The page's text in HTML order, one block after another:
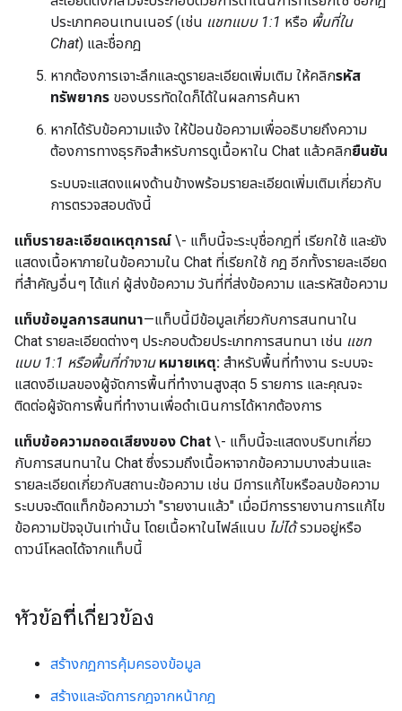
ประเภทคอนเทนเนอร์ (เช่น แชทแบบ 1:1 หรือ พื้นที่ใน
Chat) และชื่อกฎ
หากต้องการเจาะลึกและดูรายละเอียดเพิ่มเติม ให้คลิกรหัส
ทรัพยากร ของบรรทัดใดก็ได้ในผลการค้นหา
หากได้รับข้อความแจ้ง ให้ป้อนข้อความเพื่ออธิบายถึงความ
ต้องการทางธุรกิจสำหรับการดูเนื้อหาใน Chat แล้วคลิกยืนยัน
ระบบจะแสดงแผงด้านข้างพร้อมรายละเอียดเพิ่มเติมเกี่ยวกับ
การตรวจสอบดังนี้
แท็บรายละเอียดเหตุการณ์ \- แท็บนี้จะระบุชื่อกฎที่ เรียกใช้ และยัง
แสดงเนื้อหาภายในข้อความใน Chat ที่เรียกใช้ กฎ อีกทั้งรายละเอียด
ที่สำคัญอื่นๆ ได้แก่ ผู้ส่งข้อความ วันที่ที่ส่งข้อความ และรหัสข้อความ
แท็บข้อมูลการสนทนา—แท็บนี้มีข้อมูลเกี่ยวกับการสนทนาใน
Chat รายละเอียดต่างๆ ประกอบด้วยประเภทการสนทนา เช่น แชท
แบบ 1:1 หรือพื้นที่ทำงาน หมายเหตุ: สำหรับพื้นที่ทำงาน ระบบจะ
แสดงอีเมลของผู้จัดการพื้นที่ทำงานสูงสุด 5 รายการ และคุณจะ
ติดต่อผู้จัดการพื้นที่ทำงานเพื่อดำเนินการได้หากต้องการ
แท็บข้อความถอดเสียงของ Chat \- แท็บนี้จะแสดงบริบทเกี่ยว
กับการสนทนาใน Chat ซึ่งรวมถึงเนื้อหาจากข้อความบางส่วนและ
รายละเอียดเกี่ยวกับสถานะข้อความ เช่น มีการแก้ไขหรือลบข้อความ
ระบบจะติดแท็กข้อความว่า "รายงานแล้ว" เมื่อมีการรายงานการแก้ไข
ข้อความปัจจุบันเท่านั้น โดยเนื้อหาในไฟล์แนบ ไม่ได้รวมอยู่หรือ
ดาวน์โหลดได้จากแท็บนี้
หัวข้อที่เกี่ยวข้อง
สร้างกฎการคุ้มครองข้อมูล
สร้างและจัดการกฎจากหน้ากฎ